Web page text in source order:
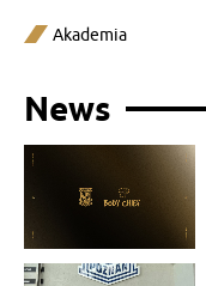
Akademia
News